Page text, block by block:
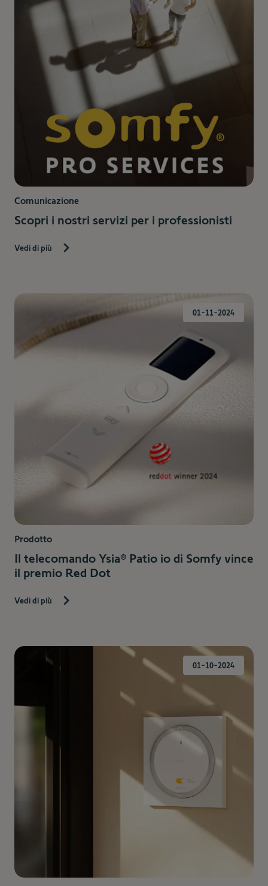
Comunicazione
Scopri i nostri servizi per i professionisti
Vedi di più
01-11-2024
Prodotto
Il telecomando Ysia® Patio io di Somfy vince
il premio Red Dot
Vedi di più
01-10-2024